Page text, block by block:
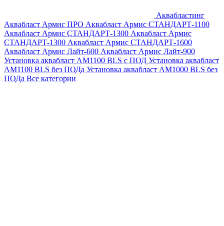
Аквабластинг
Аквабласт Армис ПРО Аквабласт Армис СТАНДАРТ-1100
Аквабласт Армис СТАНДАРТ-1300 Аквабласт Армис
СТАНДАРТ-1300 Аквабласт Армис СТАНДАРТ-1600
Аквабласт Армис Лайт-600 Аквабласт Армис Лайт-900
Установка аквабласт AM1100 BLS с ПОД Установка аквабласт
AM1100 BLS без ПОДа Установка аквабласт AM1000 BLS без
ПОДа Все категории